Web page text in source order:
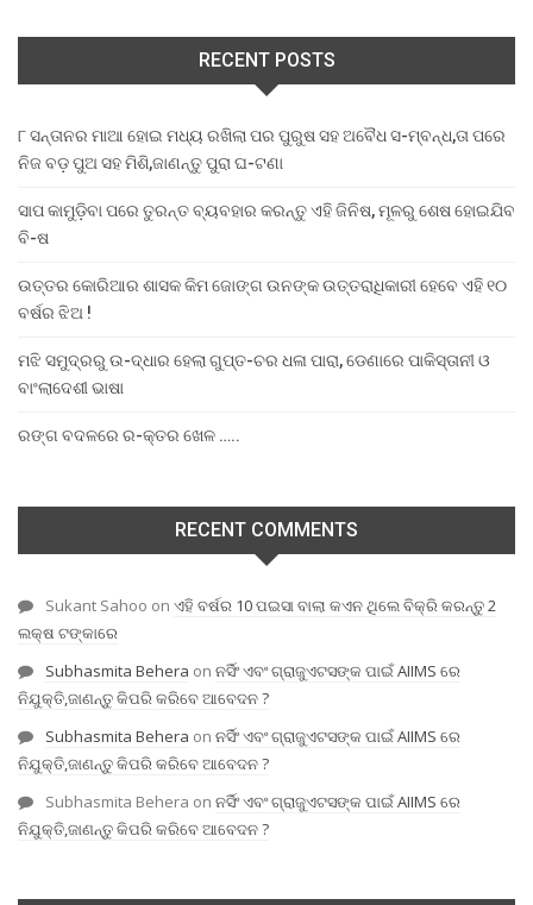
RECENT POSTS
୮ ସନ୍ତାନର ମାଆ ହୋଇ ମଧ୍ୟ ରଖିଲା ପର ପୁରୁଷ ସହ ଅବୈଧ ସ-ମ୍ବନ୍ଧ,ତା ପରେ
ନିଜ ବଡ଼ ପୁଅ ସହ ମିଶି,ଜାଣନ୍ତୁ ପୁରା ଘ-ଟଣା
ସାପ କାମୁଡ଼ିବା ପରେ ତୁରନ୍ତ ବ୍ୟବହାର କରନ୍ତୁ ଏହି ଜିନିଷ, ମୂଳରୁ ଶେଷ ହୋଇଯିବ
ବି-ଷ
ଉତ୍ତର କୋରିଆର ଶାସକ କିମ ଜୋଙ୍ଗ ଉନଙ୍କ ଉତ୍ତରାଧିକାରୀ ହେବେ ଏହି ୧୦
ବର୍ଷର ଝିଅ !
ମଝି ସମୁଦ୍ରରୁ ଉ-ଦ୍ଧାର ହେଲା ଗୁପ୍ତ-ଚର ଧଳା ପାରା, ଡେଣାରେ ପାକିସ୍ତାନୀ ଓ
ବାଂଲାଦେଶୀ ଭାଷା
ରଙ୍ଗ ବଦଳରେ ର-କ୍ତର ଖେଳ …..
RECENT COMMENTS
Sukant Sahoo on ଏହି ବର୍ଷର 10 ପଇସା ବାଲା କଏନ ଥିଲେ ବିକ୍ରି କରନ୍ତୁ 2
ଲକ୍ଷ ଟଙ୍କାରେ
Subhasmita Behera on ନର୍ସିଂ ଏବଂ ଗ୍ରାଜୁଏଟସଙ୍କ ପାଇଁ AIIMS ରେ
ନିଯୁକ୍ତି,ଜାଣନ୍ତୁ କିପରି କରିବେ ଆବେଦନ ?
Subhasmita Behera on ନର୍ସିଂ ଏବଂ ଗ୍ରାଜୁଏଟସଙ୍କ ପାଇଁ AIIMS ରେ
ନିଯୁକ୍ତି,ଜାଣନ୍ତୁ କିପରି କରିବେ ଆବେଦନ ?
Subhasmita Behera on ନର୍ସିଂ ଏବଂ ଗ୍ରାଜୁଏଟସଙ୍କ ପାଇଁ AIIMS ରେ
ନିଯୁକ୍ତି,ଜାଣନ୍ତୁ କିପରି କରିବେ ଆବେଦନ ?